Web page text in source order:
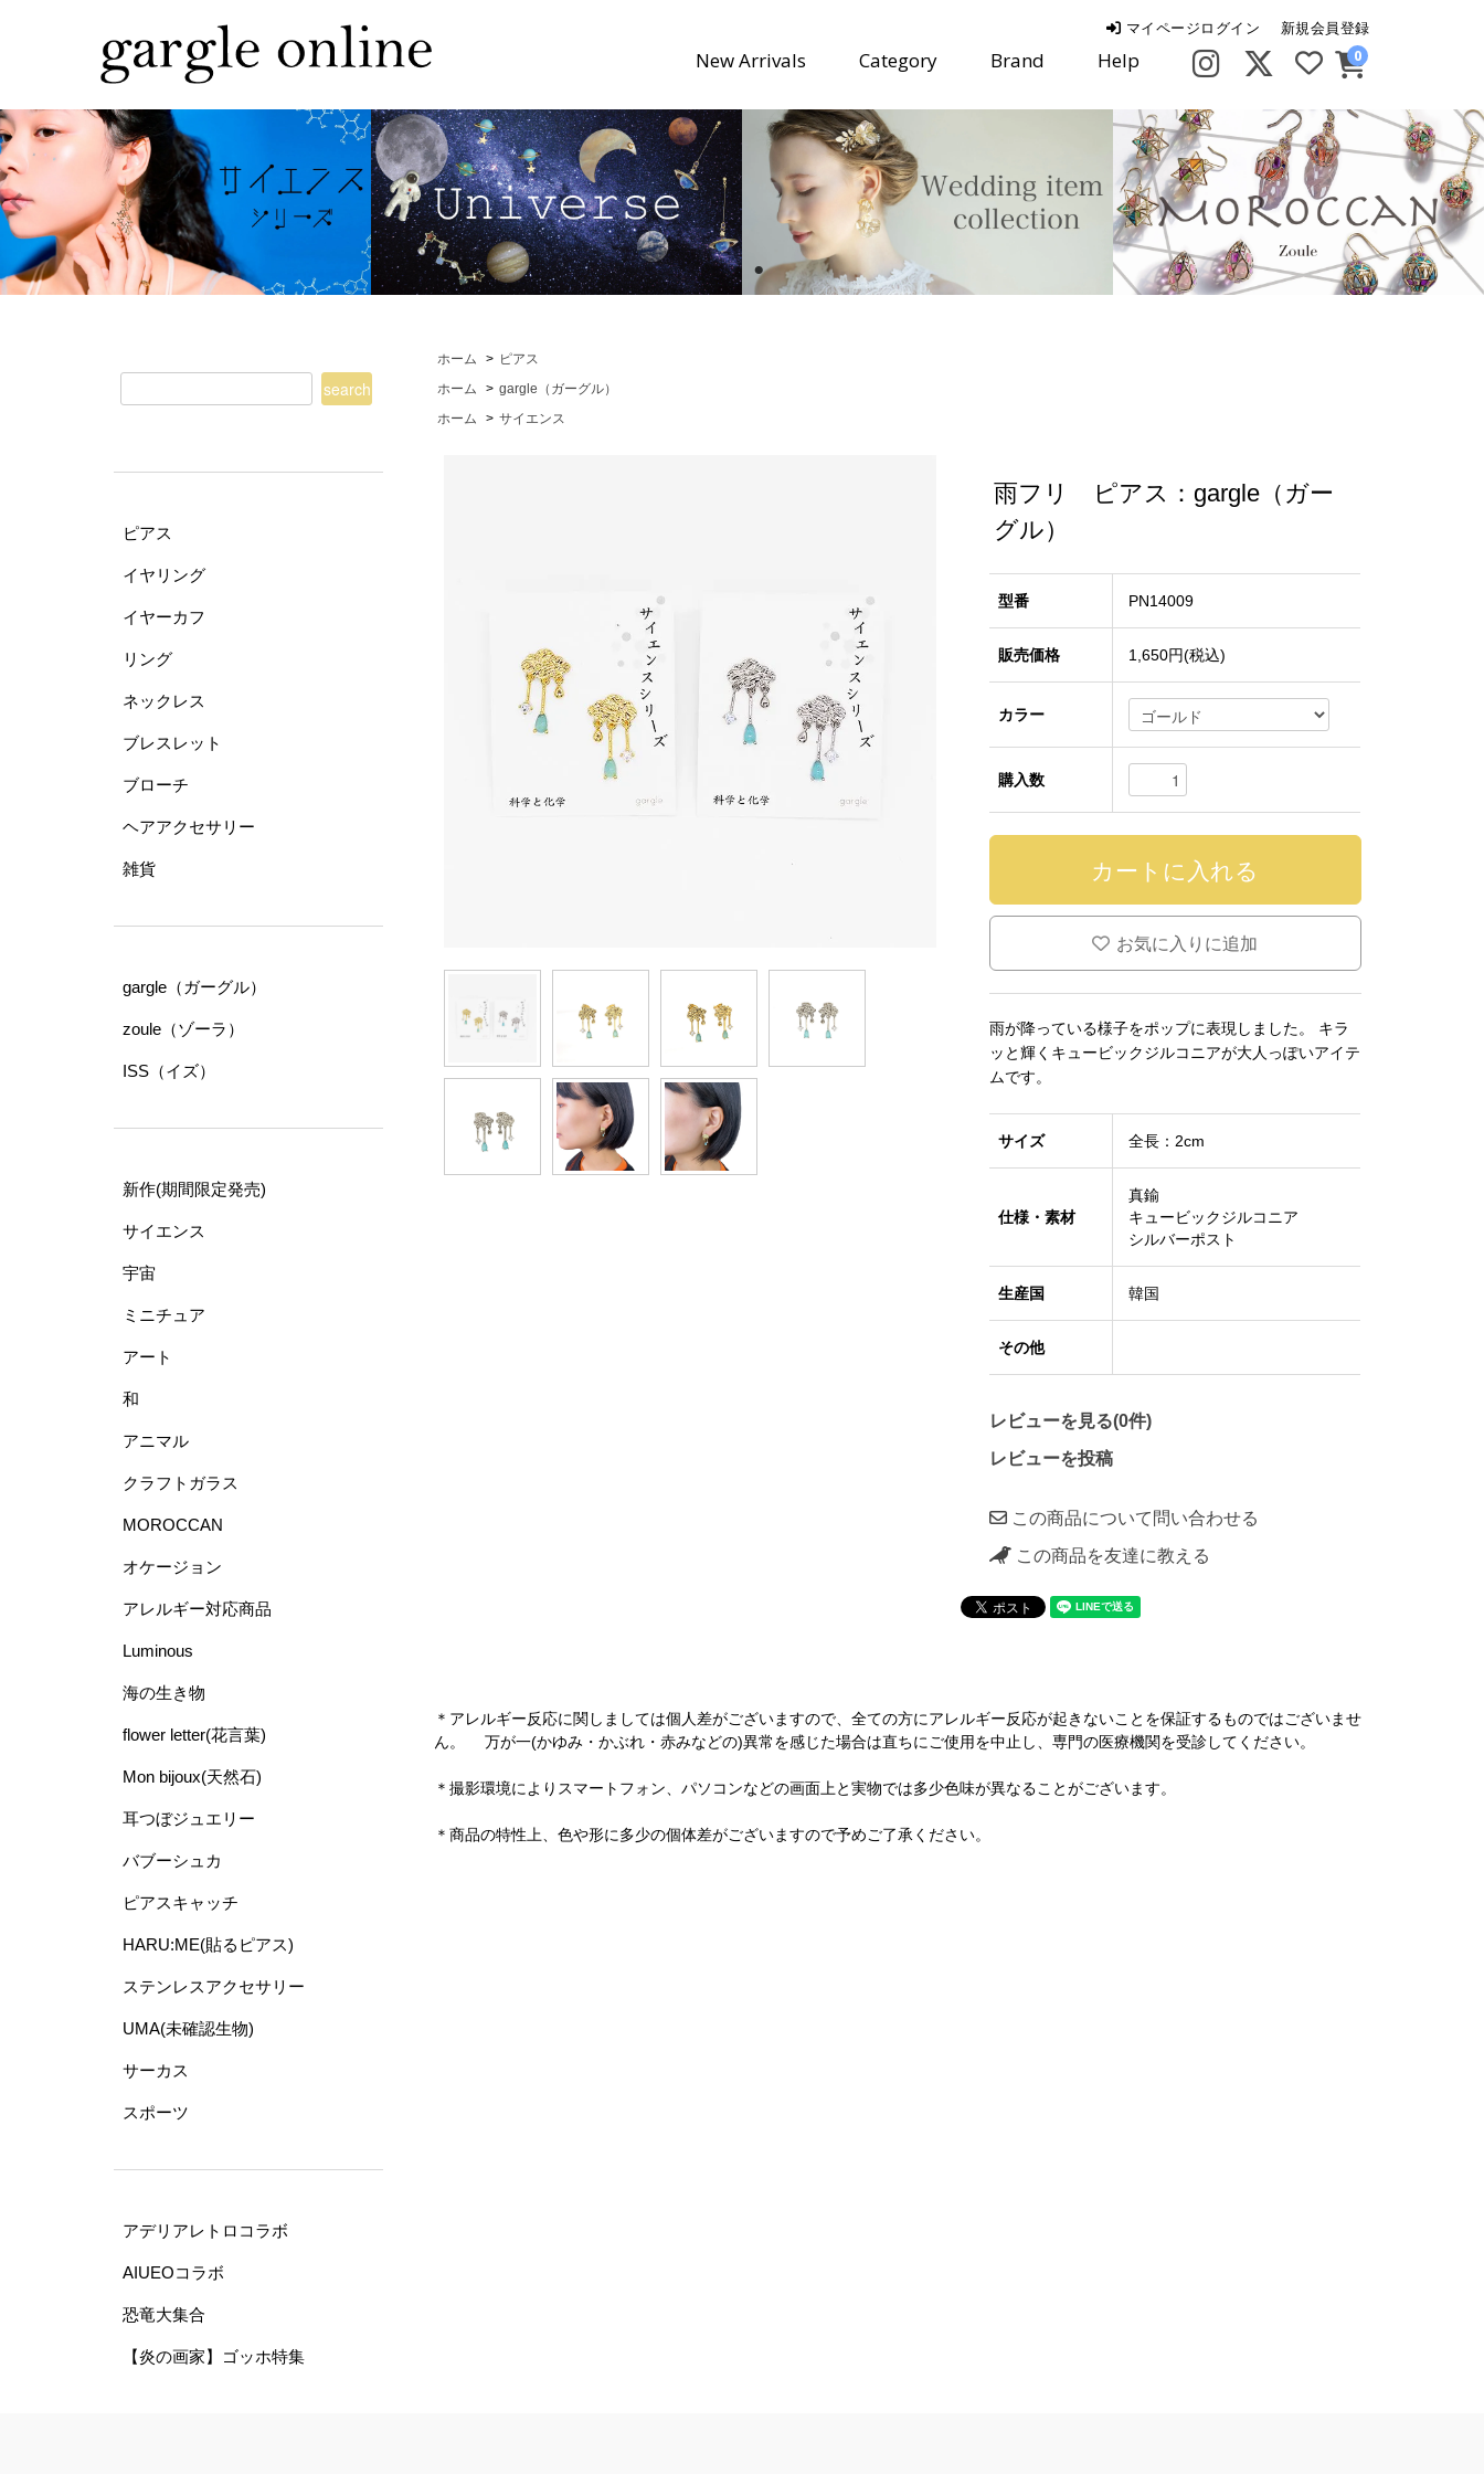
マイページログイン 新規会員登録
New Arrivals Category Brand Help 0
ホーム > ピアス
ホーム
> gargle（ガーグル）
ホーム
> サイエンス
雨フリ ピアス：gargle（ガー
グル）
型番 PN14009
販売価格 1,650円(税込)
カラー
購入数
お気に入りに追加
雨が降っている様子をポップに表現しました。 キラ
ッと輝くキュービックジルコニアが大人っぽいアイテ
ムです。
サイズ 全長：2cm
仕様・素材
真鍮
キュービックジルコニア
シルバーポスト
生産国 韓国
その他
レビューを見る(0件)
レビューを投稿
この商品について問い合わせる
この商品を友達に教える
＊アレルギー反応に関しましては個人差がございますので、全ての方にアレルギー反応が起きないことを保証するものではございませ
ん。 万が一(かゆみ・かぶれ・赤みなどの)異常を感じた場合は直ちにご使用を中止し、専門の医療機関を受診してください。
＊撮影環境によりスマートフォン、パソコンなどの画面上と実物では多少色味が異なることがございます。
＊商品の特性上、色や形に多少の個体差がございますので予めご了承ください。
ピアス
イヤリング
イヤーカフ
リング
ネックレス
ブレスレット
ブローチ
ヘアアクセサリー
雑貨
gargle（ガーグル）
zoule（ゾーラ）
ISS（イズ）
新作(期間限定発売)
サイエンス
宇宙
ミニチュア
アート
和
アニマル
クラフトガラス
MOROCCAN
オケージョン
アレルギー対応商品
Luminous
海の生き物
flower letter(花言葉)
Mon bijoux(天然石)
耳つぼジュエリー
バブーシュカ
ピアスキャッチ
HARU:ME(貼るピアス)
ステンレスアクセサリー
UMA(未確認生物)
サーカス
スポーツ
アデリアレトロコラボ
AIUEOコラボ
恐竜大集合
【炎の画家】ゴッホ特集